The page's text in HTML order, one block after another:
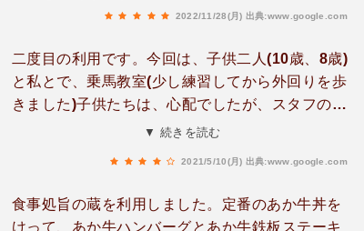
2022/11/28(月) 出典:www.google.com
二度目の利用です。今回は、子供二人(10歳、8歳)
と私とで、乗馬教室(少し練習してから外回りを歩
きました)子供たちは、心配でしたが、スタフの
方々が、子供の後ろから付いてきて下さってサポ
あれば是非、利用をしたいと思いました‼️ありが
とございました。
▼ 続きを読む
2021/5/10(月) 出典:www.google.com
食事処旨の蔵を利用しました。定番のあか牛丼を
けって、あか牛ハンバーグとあか牛鉄板ステーキ